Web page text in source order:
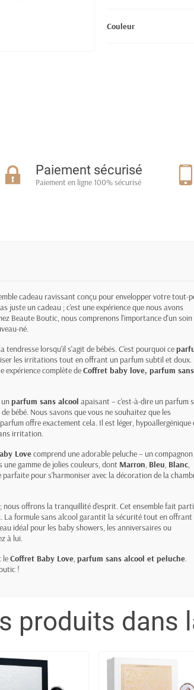
Couleur
Paiement sécurisé
Paiement en ligne 100% sécurisé
cadeau ravissant conçu pour envelopper votre tout-
juste un cadeau ; c'est une expérience que nous avons
Beaute Boutic, nous comprenons l'importance d'un soin
né.
lorsqu'il s'agit de bébés. C'est pourquoi ce
les irritations tout en offrant un parfum subtil et doux.
expérience complète deCoffret baby love, parfum sans
parfum sans alcool apaisant – c'est-à-dire un parfum
bébé. Nous savons que vous ne souhaitez que les
offre exactement cela. Il est léger, hypoallergénique
irritation.
Lovecomprend une adorable peluche – un compagnon
gamme de jolies couleurs, dont Marron, Bleu, Blanc,
parfaite pour s'harmoniser avec la décoration de la
offrons la tranquillité d'esprit. Cet ensemble fait
La formule sans alcool garantit la sécurité tout en offrant
idéal pour les baby showers, les anniversaires ou
à lui.
leCoffret Baby Love, parfum sans alcool et peluche.
!
produits dans